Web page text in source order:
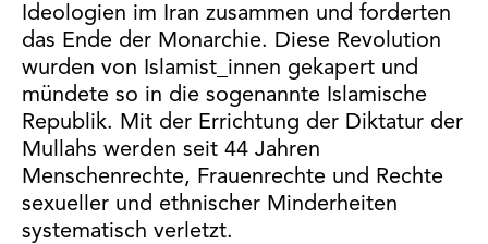
Ideologien im Iran zusammen und forderten
das Ende der Monarchie. Diese Revolution
wurden von Islamist_innen gekapert und
mündete so in die sogenannte Islamische
Republik. Mit der Errichtung der Diktatur der
Mullahs werden seit 44 Jahren
Menschenrechte, Frauenrechte und Rechte
sexueller und ethnischer Minderheiten
systematisch verletzt.